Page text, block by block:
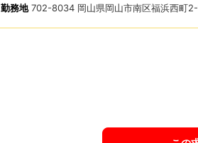
勤務地702-8034 岡山県岡山市南区福浜西町